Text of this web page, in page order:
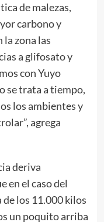
de malezas,
carbono y
la zona las
a glifosato y
con Yuyo
se trata a tiempo,
los ambientes y
agrega
deriva
en el caso del
los 11.000 kilos
un poquito arriba